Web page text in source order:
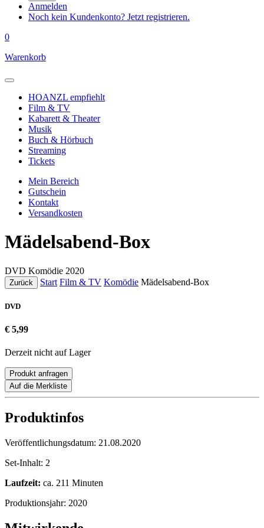
Anmelden
Noch kein Kundenkonto? Jetzt registrieren.
0
Warenkorb
HOANZL empfiehlt
Film & TV
Kabarett & Theater
Musik
Buch & Hörbuch
Streaming
Tickets
Mein Bereich
Gutschein
Kontakt
Versandkosten
Mädelsabend-Box
DVD Komödie 2020
Zurück Start Film & TV Komödie Mädelsabend-Box
DVD
€ 5,99
Derzeit nicht auf Lager
Produkt anfragen
Auf die Merkliste
Produktinfos
Veröffentlichungsdatum: 21.08.2020
Set-Inhalt: 2
Laufzeit: ca. 211 Minuten
Produktionsjahr: 2020